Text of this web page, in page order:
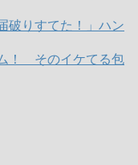
破りすてた！」ハン
！ そのイケてる包